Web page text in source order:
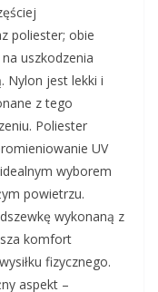
poliester; obie
uszkodzenia
Nylon jest lekki i
z tego
Poliester
UV
wyborem
powietrzu.
wykonaną z
komfort
fizycznego.
aspekt –